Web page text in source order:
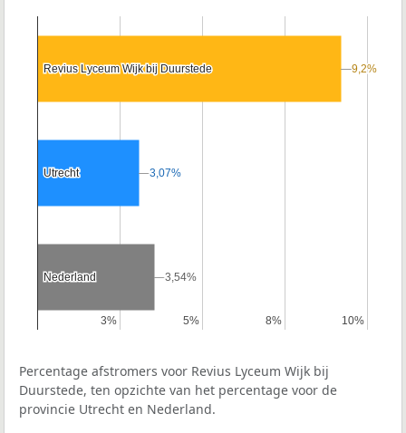
3%
3% 5%
5% 8%
8% 10%
10%
Revius Lyceum Wijk bij Duurstede
Revius Lyceum Wijk bij Duurstede
Utrecht
Utrecht
Nederland
Nederland
9,2%
9,2%
3,07%
3,07%
3,54%
3,54%
Percentage afstromers voor Revius Lyceum Wijk bij
Duurstede, ten opzichte van het percentage voor de
provincie Utrecht en Nederland.